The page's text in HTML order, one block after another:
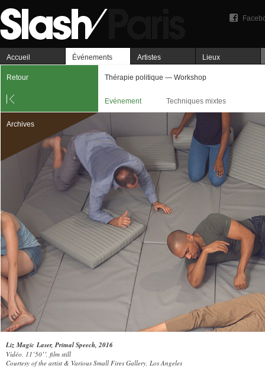
Accueil Événements Artistes Lieux
Retour Thérapie politique — Workshop
Evénement Techniques mixtes
Archives
Liz Magic Laser, Primal Speech, 2016
Vidéo, 11’50’’, film still
Courtesy of the artist & Various Small Fires Gallery, Los Angeles